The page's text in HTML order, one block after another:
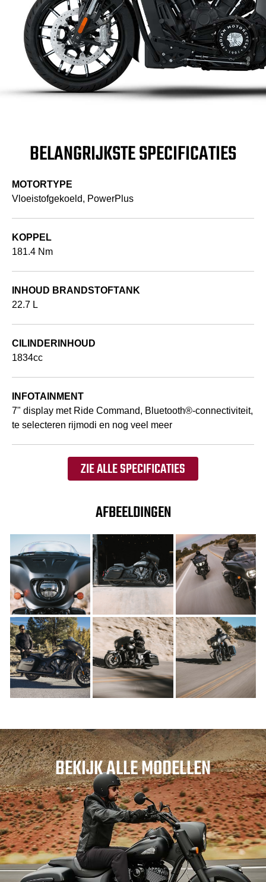
BELANGRIJKSTE SPECIFICATIES
MOTORTYPE
Vloeistofgekoeld, PowerPlus
KOPPEL
181.4 Nm
INHOUD BRANDSTOFTANK
22.7 L
CILINDERINHOUD
1834cc
INFOTAINMENT
7" display met Ride Command, Bluetooth®-connectiviteit,
te selecteren rijmodi en nog veel meer
ZIE ALLE SPECIFICATIES
AFBEELDINGEN
BEKIJK ALLE MODELLEN